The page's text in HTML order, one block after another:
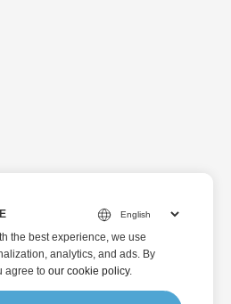
the best experience, we use
analytics, and ads. By
agree to our cookie policy.